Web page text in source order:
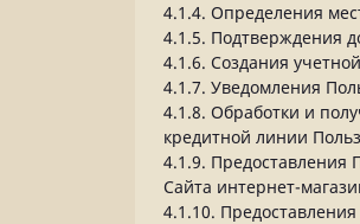
4.1.4. Определения
4.1.5. Подтверждения
4.1.6. Создания
4.1.7. Уведомления
4.1.8. Обработки и
кредитной линии
4.1.9. Предоставления
Сайта интернет-
4.1.10.